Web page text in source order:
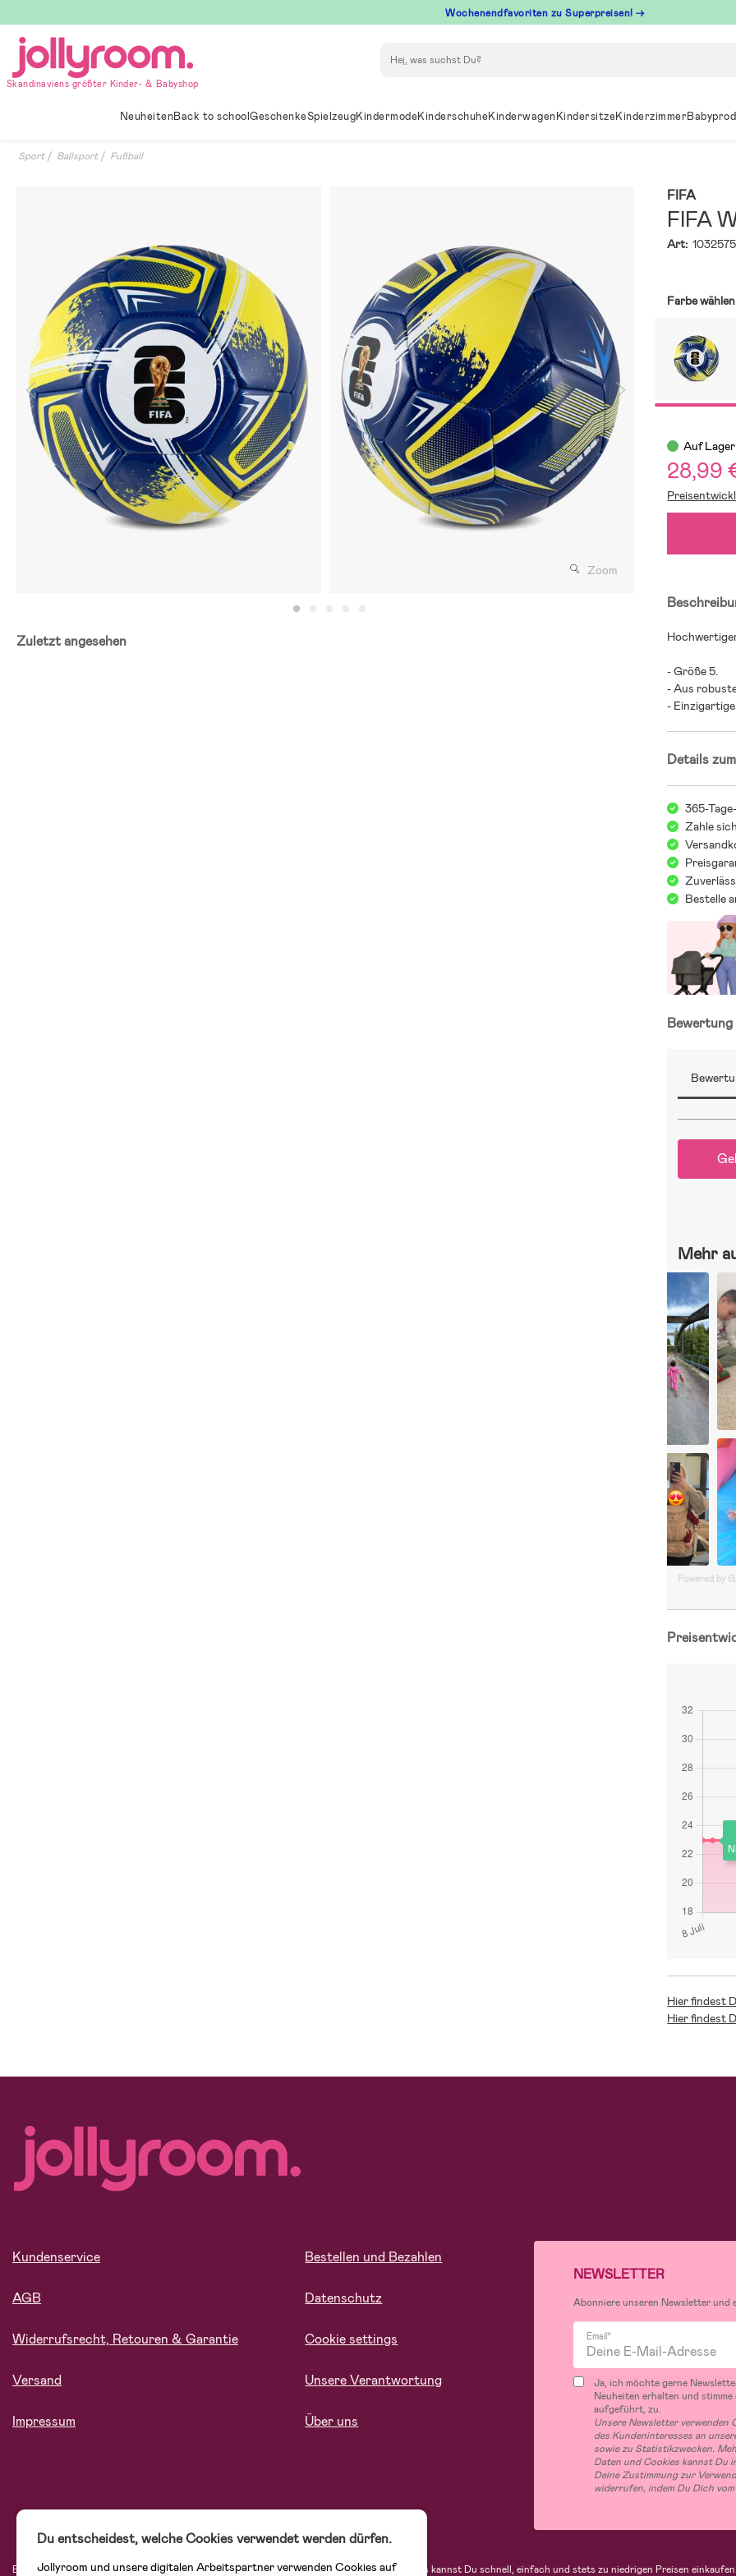
till
innehållet
Wochenendfavoriten zu Superpreisen! →
Skandinaviens größter Kinder- & Babyshop
NeuheitenBack to schoolGeschenkeSpielzeugKindermodeKinderschuheKinderwagenKindersitzeKinderzimmer
Sport Ballsport Fußball
Zoom
Zuletzt angesehen
FIFA
FIFA
Art:
Farbe
Auf Lager
28,99
- Größe 5.
- Aus
-
Details
365-
Zahle
Bestelle
Bewertung
Mehr
Powered by
Hier findest
Hier findest
Kundenservice
AGB
Widerrufsrecht, Retouren & Garantie
Versand
Impressum
Bestellen und Bezahlen
Datenschutz
Cookie settings
Unsere Verantwortung
Über uns
NEWSLETTER
Abonniere unseren Newsletter und
Email*
Ja, ich möchte gerne
Neuheiten erhalten und
aufgeführt, zu.
Unsere Newsletter verwenden
des Kundeninteresses an
sowie zu Statistikzwecken.
Daten und Cookies kannst Du
Deine Zustimmung zur
widerrufen, indem Du Dich
Bei Jollyroom.de findest Du eine tolle Auswahl an Produkten für Familien mit Kindern. Bei uns kannst Du schnell, einfach und stets zu niedrigen Preisen
Du entscheidest, welche Cookies verwendet werden dürfen.
Jollyroom und unsere digitalen Arbeitspartner verwenden Cookies auf